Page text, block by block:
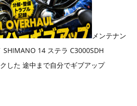
メンテナン
14 ステラ C3000SDH
した 途中まで自分でギブアップ